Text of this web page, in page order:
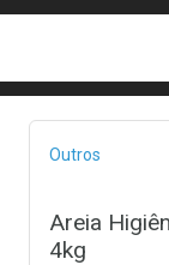
Outros
Areia
4kg